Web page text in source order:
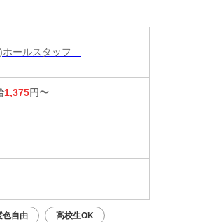
ールスタッフ
1,375円〜
色自由 高校生OK